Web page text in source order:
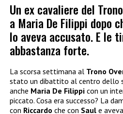
Un ex cavaliere del
a Maria De Filippi dopo
lo aveva accusato. E le
abbastanza forte.
La scorsa settimana al Trono
stato un dibattito al centro dello
anche Maria De Filippi con un
piccato. Cosa era successo? La
con Riccardo che con Saul e